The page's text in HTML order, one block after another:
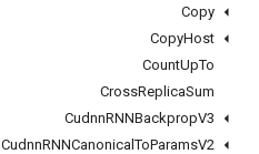
Copy
CopyHost
CountUpTo
CrossReplicaSum
CudnnRNNBackpropV3
CudnnRNNCanonicalToParamsV2